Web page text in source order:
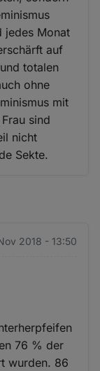
jedes Monat
auf
totalen
ohne
mit
sind
nicht
Sekte.
2018 - 13:50
76 % der
wurden. 86